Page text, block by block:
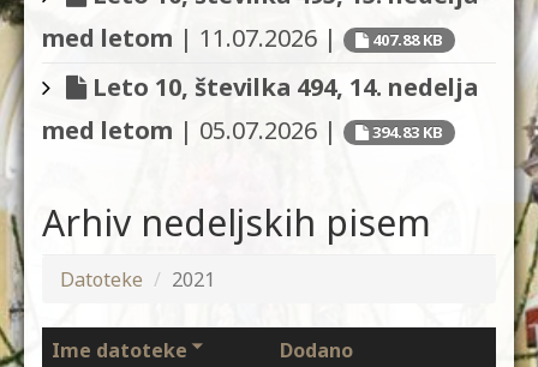
med letom | 11.07.2026 | 407.88 KB
Leto 10, številka 494, 14. nedelja
med letom | 05.07.2026 | 394.83 KB
Arhiv nedeljskih pisem
Datoteke / 2021
Ime datoteke
Dodano